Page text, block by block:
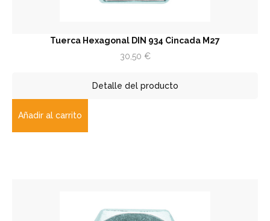
Tuerca Hexagonal DIN 934 Cincada M27
30,50 €
Detalle del producto
Añadir al carrito